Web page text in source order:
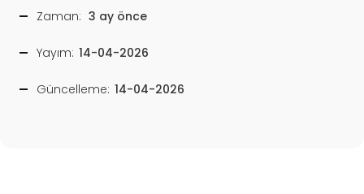
Zaman: 3 ay önce
Yayım: 14-04-2026
Güncelleme: 14-04-2026